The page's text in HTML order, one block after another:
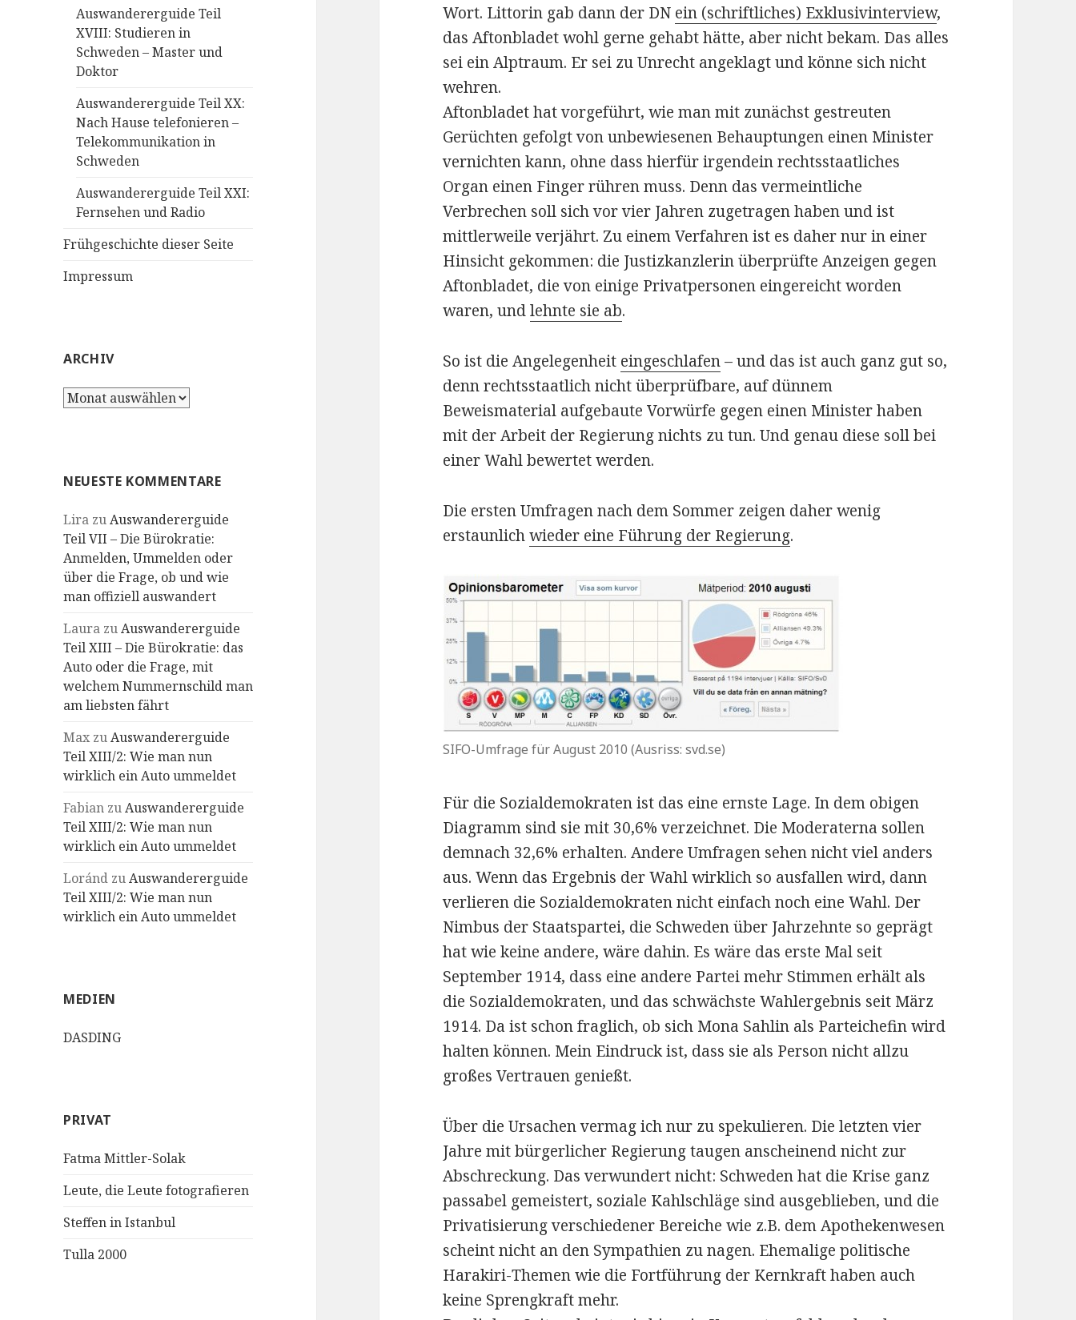
Auswandererguide Teil
XVIII: Studieren in
Schweden – Master und
Doktor
Auswandererguide Teil XX:
Nach Hause telefonieren –
Telekommunikation in
Schweden
Auswandererguide Teil XXI:
Fernsehen und Radio
Frühgeschichte dieser Seite
Impressum
ARCHIV
Archiv
NEUESTE KOMMENTARE
Lira zuAuswandererguide
Teil VII – Die Bürokratie:
Anmelden, Ummelden oder
über die Frage, ob und wie
man offiziell auswandert
Laura zuAuswandererguide
Teil XIII – Die Bürokratie: das
Auto oder die Frage, mit
welchem Nummernschild man
am liebsten fährt
Max zuAuswandererguide
Teil XIII/2: Wie man nun
wirklich ein Auto ummeldet
Fabian zuAuswandererguide
Teil XIII/2: Wie man nun
wirklich ein Auto ummeldet
Loránd zuAuswandererguide
Teil XIII/2: Wie man nun
wirklich ein Auto ummeldet
MEDIEN
DASDING
PRIVAT
Fatma Mittler-Solak
Leute, die Leute fotografieren
Steffen in Istanbul
Tulla 2000
Wort. Littorin gab dann der DN ein (schriftliches) Exklusivinterview,
das Aftonbladet wohl gerne gehabt hätte, aber nicht bekam. Das alles
sei ein Alptraum. Er sei zu Unrecht angeklagt und könne sich nicht
wehren.
Aftonbladet hat vorgeführt, wie man mit zunächst gestreuten
Gerüchten gefolgt von unbewiesenen Behauptungen einen Minister
vernichten kann, ohne dass hierfür irgendein rechtsstaatliches
Organ einen Finger rühren muss. Denn das vermeintliche
Verbrechen soll sich vor vier Jahren zugetragen haben und ist
mittlerweile verjährt. Zu einem Verfahren ist es daher nur in einer
Hinsicht gekommen: die Justizkanzlerin überprüfte Anzeigen gegen
Aftonbladet, die von einige Privatpersonen eingereicht worden
waren, undlehnte sie ab.
So ist die Angelegenheit eingeschlafen– und das ist auch ganz gut so,
denn rechtsstaatlich nicht überprüfbare, auf dünnem
Beweismaterial aufgebaute Vorwürfe gegen einen Minister haben
mit der Arbeit der Regierung nichts zu tun. Und genau diese soll bei
einer Wahl bewertet werden.
Die ersten Umfragen nach dem Sommer zeigen daher wenig
erstaunlichwieder eine Führung der Regierung.
SIFO-Umfrage für August 2010 (Ausriss: svd.se)
Für die Sozialdemokraten ist das eine ernste Lage. In dem obigen
Diagramm sind sie mit 30,6% verzeichnet. Die Moderaterna sollen
demnach 32,6% erhalten. Andere Umfragen sehen nicht viel anders
aus. Wenn das Ergebnis der Wahl wirklich so ausfallen wird, dann
verlieren die Sozialdemokraten nicht einfach noch eine Wahl. Der
Nimbus der Staatspartei, die Schweden über Jahrzehnte so geprägt
hat wie keine andere, wäre dahin. Es wäre das erste Mal seit
September 1914, dass eine andere Partei mehr Stimmen erhält als
die Sozialdemokraten, und das schwächste Wahlergebnis seit März
1914. Da ist schon fraglich, ob sich Mona Sahlin als Parteichefin wird
halten können. Mein Eindruck ist, dass sie als Person nicht allzu
großes Vertrauen genießt.
Über die Ursachen vermag ich nur zu spekulieren. Die letzten vier
Jahre mit bürgerlicher Regierung taugen anscheinend nicht zur
Abschreckung. Das verwundert nicht: Schweden hat die Krise ganz
passabel gemeistert, soziale Kahlschläge sind ausgeblieben, und die
Privatisierung verschiedener Bereiche wie z.B. dem Apothekenwesen
scheint nicht an den Sympathien zu nagen. Ehemalige politische
Harakiri-Themen wie die Fortführung der Kernkraft haben auch
keine Sprengkraft mehr.